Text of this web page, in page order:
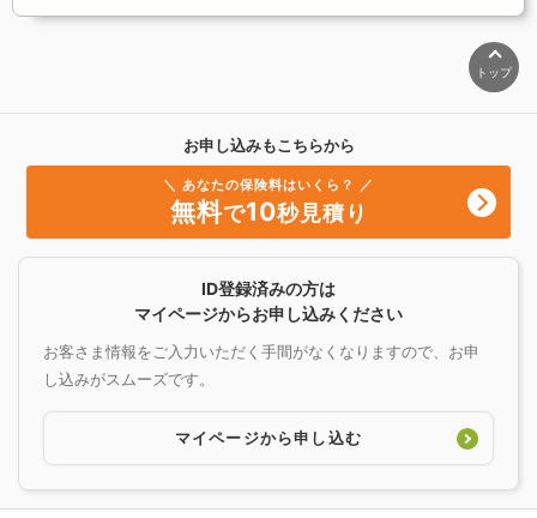
トップ
お申し込みもこちらから
＼ あなたの保険料はいくら？ ／
無料で10秒見積り
ID登録済みの方は
マイページからお申し込みください
お客さま情報をご入力いただく手間がなくなりますので、お申
し込みがスムーズです。
マイページから申し込む